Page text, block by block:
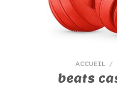
ACCUEIL /
beats